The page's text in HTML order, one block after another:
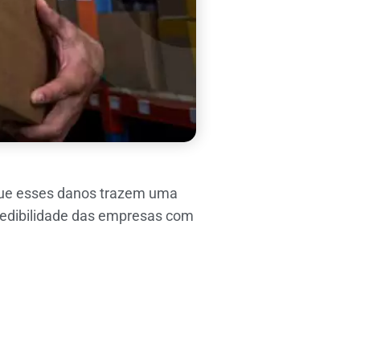
esses danos trazem uma
das empresas com